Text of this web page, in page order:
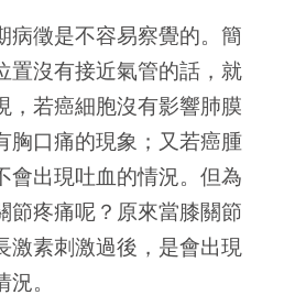
病徵是不容易察覺的。簡
置沒有接近氣管的話，就
，若癌細胞沒有影響肺膜
胸口痛的現象；又若癌腫
會出現吐血的情況。但為
節疼痛呢？原來當膝關節
激素刺激過後，是會出現
。